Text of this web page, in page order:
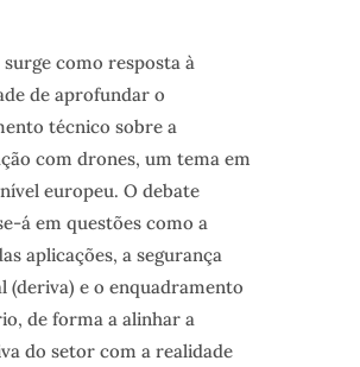
como resposta à
de aprofundar o
técnico sobre a
com drones, um tema em
europeu. O debate
á em questões como a
aplicações, a segurança
(deriva) e o enquadramento
de forma a alinhar a
do setor com a realidade